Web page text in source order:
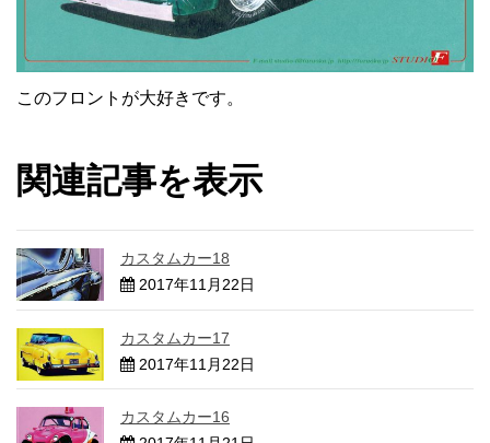
このフロントが大好きです。
関連記事を表示
カスタムカー18
2017年11月22日
カスタムカー17
2017年11月22日
カスタムカー16